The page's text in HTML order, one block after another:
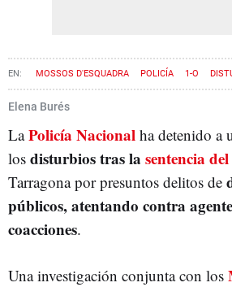
MOSSOS D'ESQUADRA POLICÍA 1-O
Elena Burés
LaPolicía Nacional ha detenido a
los disturbios tras la sentencia
Tarragona por presuntos delitos de
públicos, atentando contra
coacciones.
Una investigación conjunta con los